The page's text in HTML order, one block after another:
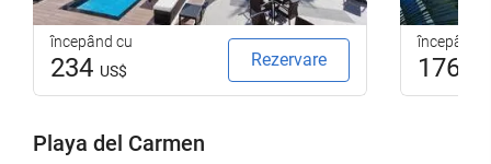
începând cu
234 US$
Rezervare
începând
176
Playa del Carmen